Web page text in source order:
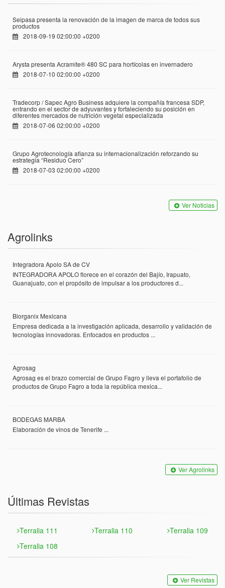
Seipasa presenta la renovación de la imagen de marca de todos sus
productos
2018-09-19 02:00:00 +0200
Arysta presenta Acramite® 480 SC para hortícolas en invernadero
2018-07-10 02:00:00 +0200
Tradecorp / Sapec Agro Business adquiere la compañía francesa SDP,
entrando en el sector de adyuvantes y fortaleciendo su posición en
diferentes mercados de nutrición vegetal especializada
2018-07-06 02:00:00 +0200
Grupo Agrotecnología afianza su internacionalización reforzando su
estrategia “Residuo Cero”
2018-07-03 02:00:00 +0200
Ver Noticias
Agrolinks
Integradora Apolo SA de CV
INTEGRADORA APOLO florece en el corazón del Bajío, Irapuato,
Guanajuato, con el propósito de impulsar a los productores d...
Biorganix Mexicana
Empresa dedicada a la investigación aplicada, desarrollo y validación de
tecnologías innovadoras. Enfocados en productos ...
Agrosag
Agrosag es el brazo comercial de Grupo Fagro y lleva el portafolio de
productos de Grupo Fagro a toda la república mexica...
BODEGAS MARBA
Elaboración de vinos de Tenerife ...
Ver Agrolinks
Últimas Revistas
Terralia 111 Terralia 110
Terralia 109
Terralia 108
Ver Revistas